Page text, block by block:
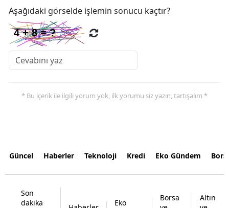
Aşağıdaki görselde işlemin sonucu kaçtır?
* Bu içerik ile ilgili yorum yok, ilk yorumu siz yazın, tartışalım *
Güncel Haberler Teknoloji Kredi Eko Gündem
Son
dakika
Eko
Borsa
Altın